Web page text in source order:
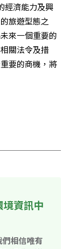
經濟能力及興
旅遊型態之
來一個重要的
關法令及措
要的商機，將
資訊中
們相信唯有